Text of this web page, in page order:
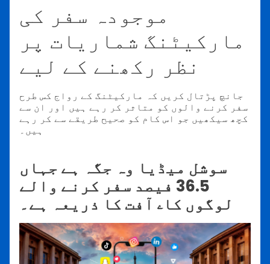
موجودہ سفر کی
مارکیٹنگ شماریات پر
نظر رکھنے کے لیے
جانچ پڑتال کریں کہ مارکیٹنگ کے رواج کس طرح
سفر کرنے والوں کو متاثر کر رہے ہیں اور ان سے
کچھ سیکھیں جو اس کام کو صحیح طریقے سے کر رہے
ہیں۔
سوشل میڈیا وہ جگہ ہے جہاں
36.5 فیصد سفر کرنے والے
لوگوں کاۦ آفت کا ذریعہ ہے۔